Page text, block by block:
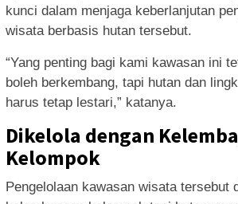
kunci dalam menjaga keberlanjutan
wisata berbasis hutan tersebut.
“Yang penting bagi kami kawasan ini
boleh berkembang, tapi hutan dan
harus tetap lestari,” katanya.
Dikelola dengan
Kelompok
Pengelolaan kawasan wisata tersebut